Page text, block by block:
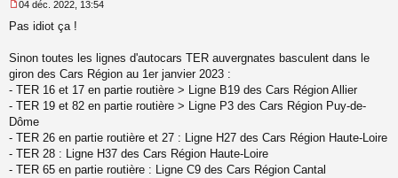
e
s
g
e
o
n
l
u
04 déc. 2022, 13:54
Pas idiot ça !
Sinon toutes les lignes d'autocars TER auvergnates basculent dans le
giron des Cars Région au 1er janvier 2023 :
- TER 16 et 17 en partie routière > Ligne B19 des Cars Région Allier
- TER 19 et 82 en partie routière > Ligne P3 des Cars Région Puy-de-
Dôme
- TER 26 en partie routière et 27 : Ligne H27 des Cars Région Haute-Loire
- TER 28 : Ligne H37 des Cars Région Haute-Loire
- TER 65 en partie routière : Ligne C9 des Cars Région Cantal